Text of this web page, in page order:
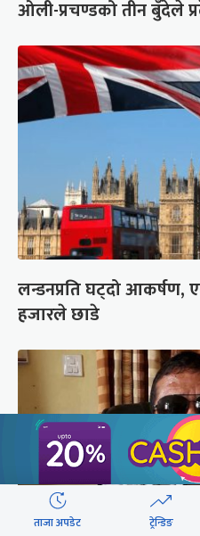
ओली-प्रचण्डको तीन बुँदेले
लन्डनप्रति घट्दो आकर्षण,
हजारले छाडे
ताजा अपडेट ट्रेन्डिङ